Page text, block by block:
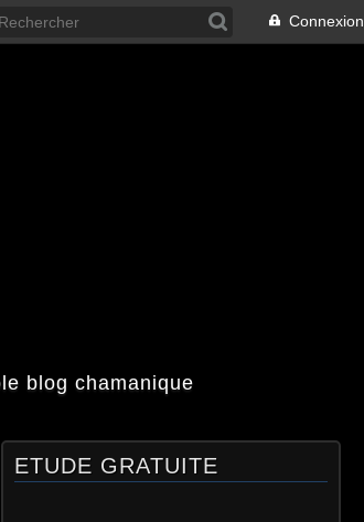
Connexion
blog chamanique
ETUDE GRATUITE